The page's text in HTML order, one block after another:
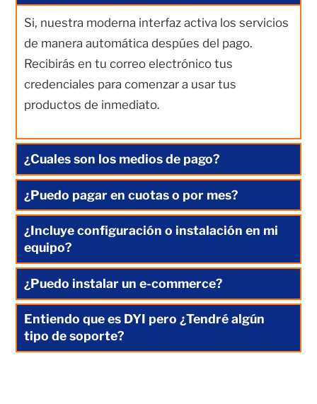
Si, nuestra moderna interfaz activa los servicios
de manera automática despúes del pago.
Recibirás en tu correo electrónico tus
credenciales para comenzar a usar tus
productos de inmediato.
¿Cuales son los medios de pago?
¿Puedo pagar en cuotas o por mes?
¿Incluye configuración o instalación en mi
equipo?
¿Puedo instalar un e-commerce?
Entiendo que es DYI pero ¿Tendré algún
tipo de soporte?